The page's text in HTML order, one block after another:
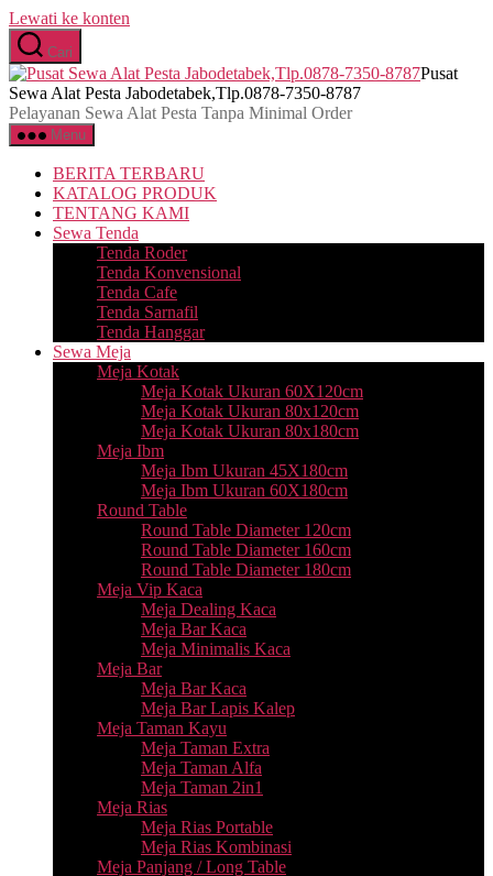
Lewati ke konten
Cari
Pusat
Sewa Alat Pesta Jabodetabek,Tlp.0878-7350-8787
Pelayanan Sewa Alat Pesta Tanpa Minimal Order
Menu
BERITA TERBARU
KATALOG PRODUK
TENTANG KAMI
Sewa Tenda
Tenda Roder
Tenda Konvensional
Tenda Cafe
Tenda Sarnafil
Tenda Hanggar
Sewa Meja
Meja Kotak
Meja Kotak Ukuran 60X120cm
Meja Kotak Ukuran 80x120cm
Meja Kotak Ukuran 80x180cm
Meja Ibm
Meja Ibm Ukuran 45X180cm
Meja Ibm Ukuran 60X180cm
Round Table
Round Table Diameter 120cm
Round Table Diameter 160cm
Round Table Diameter 180cm
Meja Vip Kaca
Meja Dealing Kaca
Meja Bar Kaca
Meja Minimalis Kaca
Meja Bar
Meja Bar Kaca
Meja Bar Lapis Kalep
Meja Taman Kayu
Meja Taman Extra
Meja Taman Alfa
Meja Taman 2in1
Meja Rias
Meja Rias Portable
Meja Rias Kombinasi
Meja Panjang / Long Table